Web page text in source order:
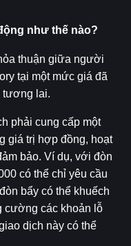
như thế nào?
thuận giữa người
tại một mức giá đã
tương lai.
phải cung cấp một
giá trị hợp đồng, hoạt
bảo. Ví dụ, với đòn
có thể chỉ yêu cầu
bẩy có thể khuếch
cường các khoản lỗ
dịch này có thể